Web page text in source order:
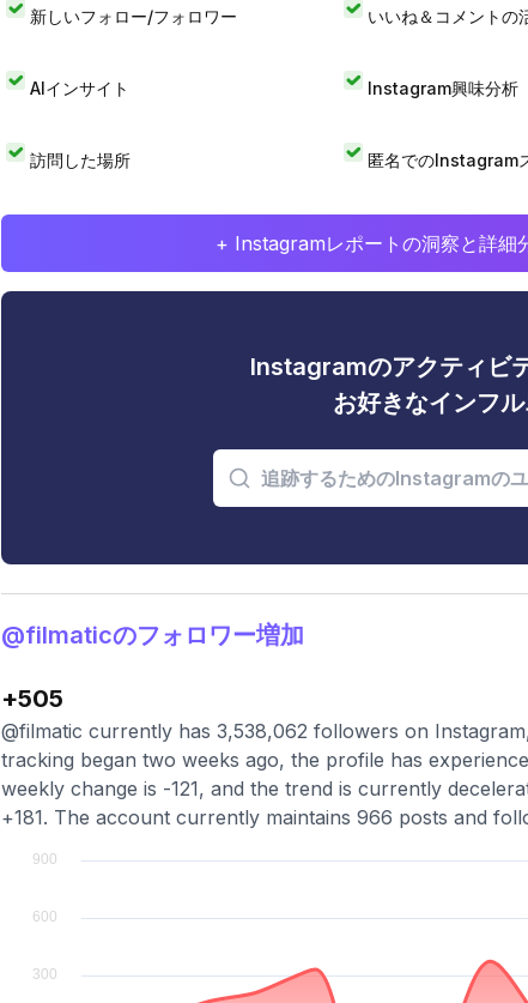
新しいフォロー/フォロワー いいね＆コメントの
AIインサイト Instagram興味分析
訪問した場所 匿名でのInstagram
+ Instagramレポートの洞察と詳細
Instagramのアクティビ
お好きなインフ
@filmaticのフォロワー増加
+505
@filmatic currently has 3,538,062 followers on
tracking began two weeks ago, the profile has
weekly change is -121, and the trend is currently
+181. The account currently maintains 966 posts and